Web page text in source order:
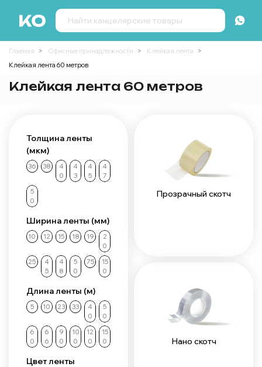
Главная Офисные принадлежности
Клейкая лента
Клейкая лента 60 метров
Клейкая лента 60 метров
Толщина ленты
(мкм)
36 38
4
0
4
3
4
5
4
7
5
0
Ширина ленты (мм)
10 12 15 18 19
2
0
25
4
5
4
8
5
0
75
15
0
Длина ленты (м)
5 10 23 33
4
0
5
0
6
0
6
6
9
0
10
0
12
0
15
0
Цвет ленты
Прозрачный скотч
Нано скотч